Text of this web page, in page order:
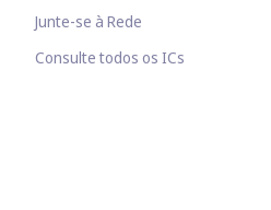
Junte-se à Rede
Consulte todos os ICs